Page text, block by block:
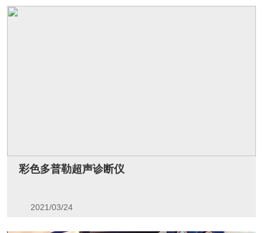
彩色多普勒超声诊断仪
2021/03/24